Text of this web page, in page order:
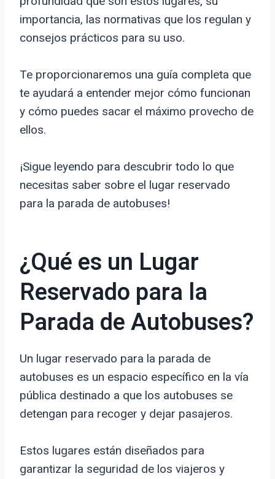
importancia, las normativas que los regulan y
consejos prácticos para su uso.
Te proporcionaremos una guía completa que
te ayudará a entender mejor cómo funcionan
y cómo puedes sacar el máximo provecho de
ellos.
¡Sigue leyendo para descubrir todo lo que
necesitas saber sobre el lugar reservado
para la parada de autobuses!
¿Qué es un Lugar
Reservado para la
Parada de Autobuses?
Un lugar reservado para la parada de
autobuses es un espacio específico en la vía
pública destinado a que los autobuses se
detengan para recoger y dejar pasajeros.
Estos lugares están diseñados para
garantizar la seguridad de los viajeros y